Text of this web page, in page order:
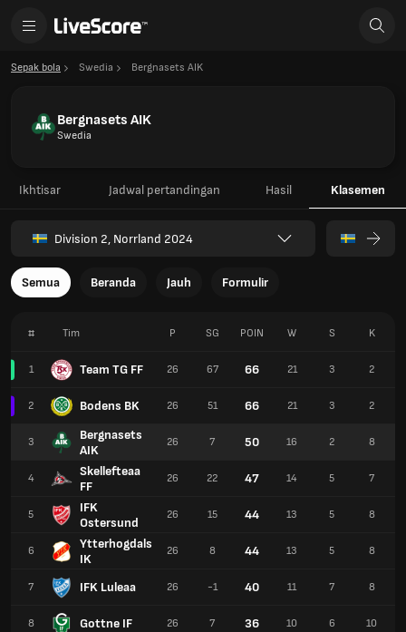
Sepak bola Swedia Bergnasets AIK
Bergnasets AIK
Swedia
Ikhtisar Jadwal pertandingan Hasil Klasemen
Division 2, Norrland 2024
Semua Beranda Jauh Formulir
# Tim
1 Team TG FF
2 Bodens BK
3
Bergnasets
AIK
4
Skellefteaa
FF
5
IFK
Ostersund
6
Ytterhogdals
IK
7 IFK Luleaa
8 Gottne IF
P SG POIN W S K
26 67 66 21 3 2
26 51 66 21 3 2
26 7 50 16 2 8
26 22 47 14 5 7
26 15 44 13 5 8
26 8 44 13 5 8
26 -1 40 11 7 8
26 7 36 10 6 10